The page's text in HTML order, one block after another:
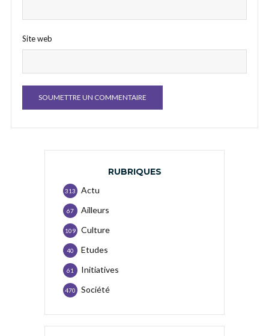
Site web
RUBRIQUES
Actu
313
Ailleurs
67
Culture
109
Etudes
40
Initiatives
61
Société
470